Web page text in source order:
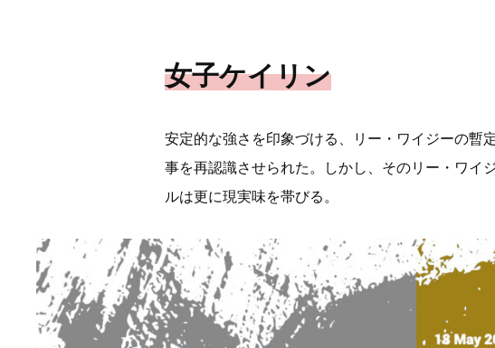
女子ケイリン
安定的な強さを印象づける、リー・ワイジーの暫
事を再認識させられた。しかし、そのリー・ワ
ルは更に現実味を帯びる。